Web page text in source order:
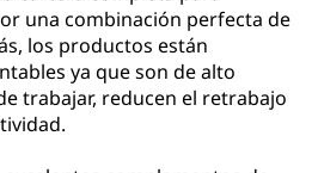
una combinación perfecta de
los productos están
ya que son de alto
trabajar, reducen el retrabajo